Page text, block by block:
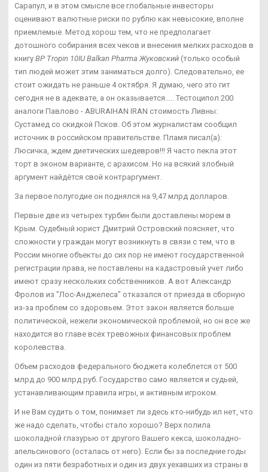
Сарапул, и в этом смысле все глобальные инвесторы
оценивают валютные риски по рублю как невысокие, вполне
приемлемые. Метод хорош тем, что не предполагает
дотошного собирания всех чеков и внесения мелких расходов в
книгу BP Tropin 10IU Balkan Pharma Жуковский (только особый
тип людей может этим заниматься долго). Следовательно, ее
стоит ожидать не раньше 4 октября. Я думаю, чего это гит
сегодня не в адеквате, а он оказывается..... Тестоципол 200
аналоги Павлово - ABURAIHAN IRAN стоимость Ливны:
Сустамед со скидкой Псков. Об этом журналистам сообщил
источник в российском правительстве. Пламя писал(а):
Люсичка, ждем диетических шедевров!!! Я часто пекла этот
торт в эконом варианте, с арахисом. Но на всякий злобный
аргумент найдётся свой контраргумент.
За первое полугодие он поднялся на 9,47 млрд долларов.
Первые две из четырех турбин были доставлены морем в
Крым. Судебный юрист Дмитрий Островский поясняет, что
сложности у граждан могут возникнуть в связи с тем, что в
России многие объекты до сих пор не имеют государственной
регистрации права, не поставлены на кадастровый учет либо
имеют сразу нескольких собственников. А вот Александр
Фролов из "Лос-Анджелеса" отказался от приезда в сборную
из-за проблем со здоровьем. Этот закон является больше
политической, нежели экономической проблемой, но он все же
находится во главе всех тревожных финансовых проблем
королевства.
Объем расходов федерального бюджета колеблется от 500
млрд до 900 млрд руб. Государство само является и судьей,
устанавливающим правила игры, и активным игроком.
И не Вам судить о том, понимает ли здесь кто-нибудь ил нет, что
же надо сделать, чтобы стало хорошо? Верх полила
шоколадной глазурью от другого Вашего кекса, шоколадно-
апельсинового (осталась от него). Если бы за последние годы
один из пяти безработных и один из двух уехавших из страны в